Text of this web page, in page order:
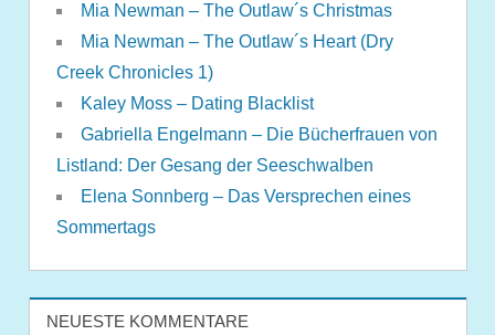
Mia Newman – The Outlaw´s Christmas
Mia Newman – The Outlaw´s Heart (Dry
Creek Chronicles 1)
Kaley Moss – Dating Blacklist
Gabriella Engelmann – Die Bücherfrauen von
Listland: Der Gesang der Seeschwalben
Elena Sonnberg – Das Versprechen eines
Sommertags
NEUESTE KOMMENTARE